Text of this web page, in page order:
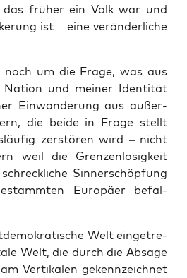
frü­her ein Volk war und
ist – eine ver­än­der­li­che
um die Fra­ge, was aus
Nati­on und mei­ner Iden­ti­tät
Ein­wan­de­rung aus außer­
die bei­de in Fra­ge stellt
zer­stö­ren wird – nicht
weil die Gren­zen­lo­sig­keit
Sin­nerschöp­fung
Euro­pä­er befal­
Welt ein­ge­tre­
Welt, die durch die Absa­ge
Ver­ti­ka­len gekenn­zeich­net